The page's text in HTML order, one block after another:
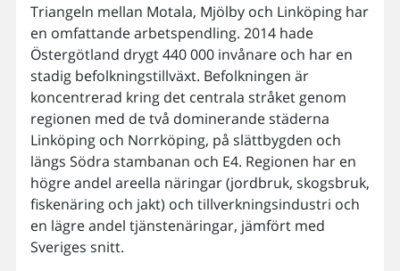
Triangeln mellan Motala, Mjölby och Linköping har
en omfattande arbetspendling. 2014 hade
Östergötland drygt 440 000 invånare och har en
stadig befolkningstillväxt. Befolkningen är
koncentrerad kring det centrala stråket genom
regionen med de två dominerande städerna
Linköping och Norrköping, på slättbygden och
längs Södra stambanan och E4. Regionen har en
högre andel areella näringar (jordbruk, skogsbruk,
fiskenäring och jakt) och tillverkningsindustri och
en lägre andel tjänstenäringar, jämfört med
Sveriges snitt.